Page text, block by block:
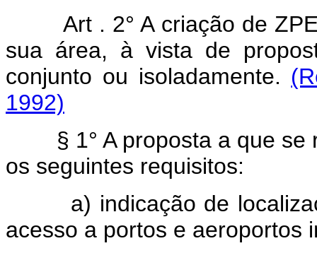
Art . 2° A criação de
sua área, à vista de
conjunto ou isoladamente.
1992)
§ 1° A proposta a que se
os seguintes requisitos:
a) indicação de
acesso a portos e aeroportos